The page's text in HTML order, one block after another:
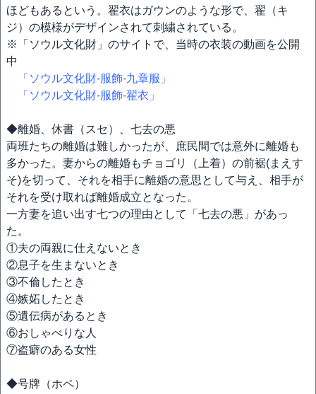
ほどもあるという。翟衣はガウンのような形で、翟（キ
ジ）の模様がデザインされて刺繍されている。
※「ソウル文化財」のサイトで、当時の衣装の動画を公開
中
「ソウル文化財-服飾-九章服」
「ソウル文化財-服飾-翟衣」
◆離婚、休書（スセ）、七去の悪
両班たちの離婚は難しかったが、庶民間では意外に離婚も
多かった。妻からの離婚もチョゴリ（上着）の前裾(まえす
そ)を切って、それを相手に離婚の意思として与え、相手が
それを受け取れば離婚成立となった。
一方妻を追い出す七つの理由として「七去の悪」があっ
た。
①夫の両親に仕えないとき
②息子を生まないとき
③不倫したとき
④嫉妬したとき
⑤遺伝病があるとき
⑥おしゃべりな人
⑦盗癖のある女性
◆号牌（ホペ）